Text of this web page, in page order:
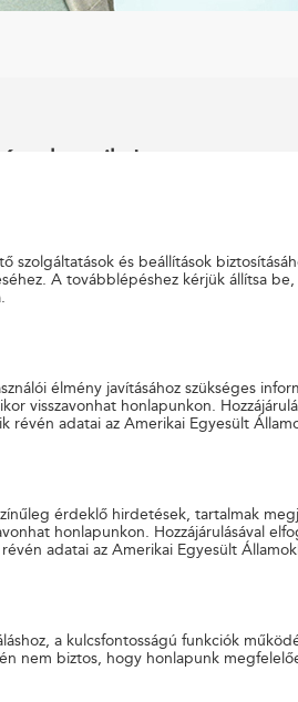
egyike!
és lakberendezési
sorsolunk ki a
,PostaAutóŐrés PostaUtasŐr
azok a szerződések vesznek részt,
A szolgáltatásról
szolgáltatások és beállítások
A továbblépéshez kérjük állítsa
élmény javításához szükséges
visszavonhat honlapunkon.
révén adatai az Amerikai Egyesült
érdeklő hirdetések, tartalmak
honlapunkon. Hozzájárulásával
adatai az Amerikai Egyesült
a kulcsfontosságú funkciók
nem biztos, hogy honlapunk